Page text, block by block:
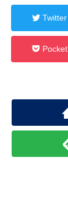
Twitter
Pocket